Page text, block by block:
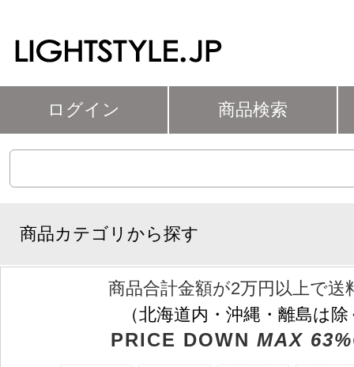
ログイン 商品検索
商品カテゴリから探す
商品合計金額が2万円以上で送
（北海道内・沖縄・離島は
PRICE DOWN MAX